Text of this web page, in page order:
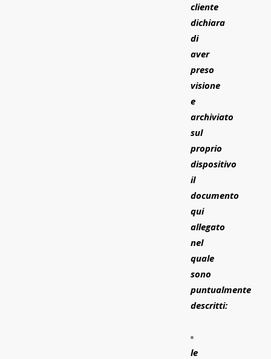
cliente
dichiara
di
aver
preso
visione
e
archiviato
sul
proprio
dispositivo
il
documento
qui
allegato
nel
quale
sono
puntualmente
descritti:
le